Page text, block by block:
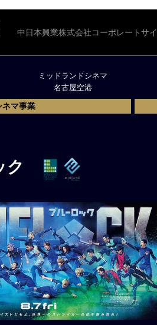
中日本興業株式会社コーポレートサ
ミッドランドシネマ
名古屋空港
ネマ事業
ク